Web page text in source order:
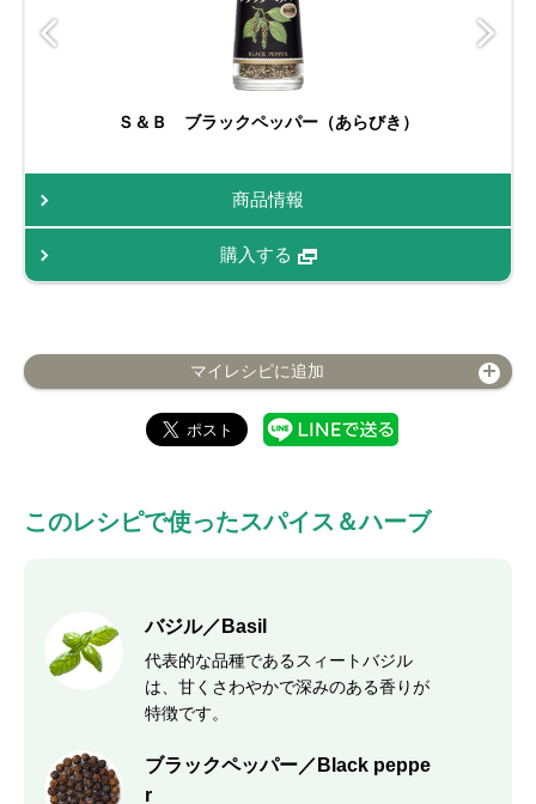
Ｓ＆Ｂ ブラックペッパー（あらびき）
商品情報
購入する
マイレシピに追加
このレシピで使ったスパイス＆ハーブ
バジル／Basil
代表的な品種であるスィートバジル
は、甘くさわやかで深みのある香りが
特徴です。
ブラックペッパー／Black peppe
r